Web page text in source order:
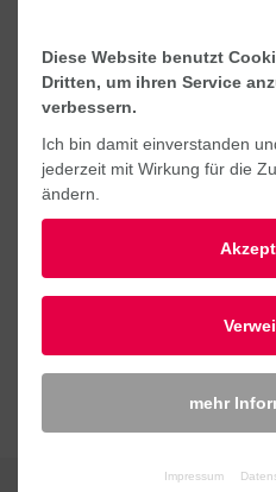
ORT
Lingen
BAUHERR
Diese Website benutzt
Dritten, um ihren Service
verbessern.
Ich bin damit einverstanden
jederzeit mit Wirkung für die
ändern.
mehr
Impressum